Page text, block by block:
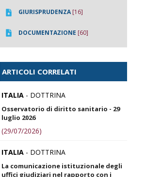
GIURISPRUDENZA[16]
DOCUMENTAZIONE [60]
ARTICOLI CORRELATI
ITALIA - DOTTRINA
Osservatorio di diritto sanitario - 29
luglio 2026
(29/07/2026)
ITALIA - DOTTRINA
La comunicazione istituzionale degli
uffici giudiziari nel rapporto con i